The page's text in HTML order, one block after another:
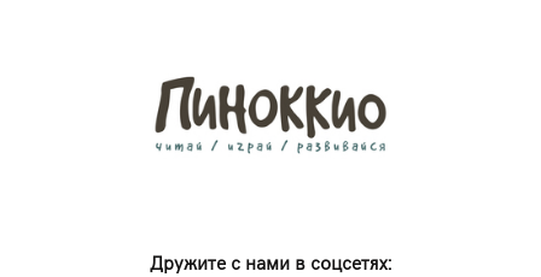
Дружите с нами в соцсетях: